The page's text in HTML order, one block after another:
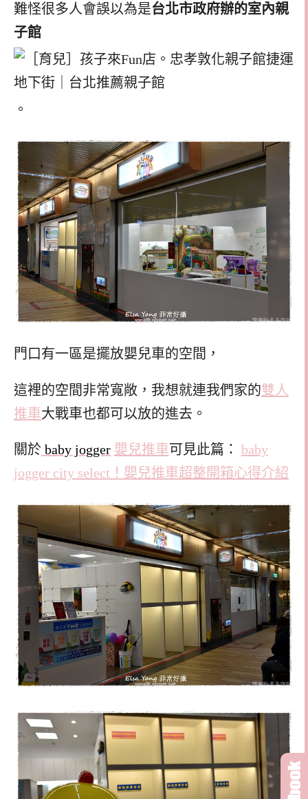
難怪很多人會誤以為是台北市政府辦的室內親
子館
。
門口有一區是擺放嬰兒車的空間，
這裡的空間非常寬敞，我想就連我們家的雙人
推車大戰車也都可以放的進去。
關於 baby jogger 嬰兒推車可見此篇： baby
jogger city select！嬰兒推車超整開箱心得介紹